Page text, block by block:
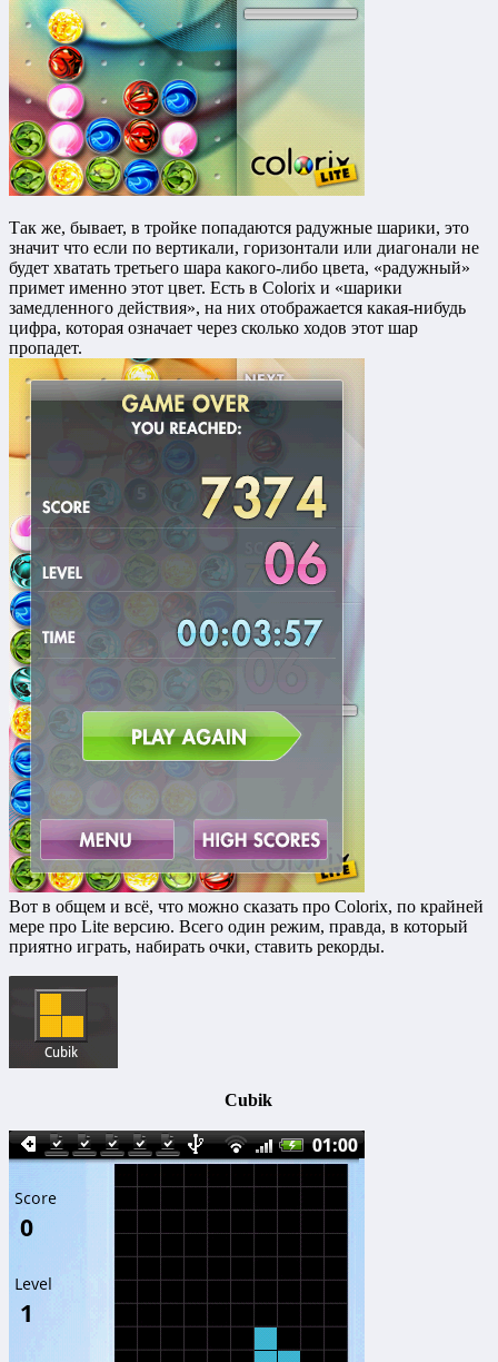
Так же, бывает, в тройке попадаются радужные шарики, это
значит что если по вертикали, горизонтали или диагонали не
будет хватать третьего шара какого-либо цвета, «радужный»
примет именно этот цвет. Есть в Colorix и «шарики
замедленного действия», на них отображается какая-нибудь
цифра, которая означает через сколько ходов этот шар
пропадет.
Вот в общем и всё, что можно сказать про Colorix, по крайней
мере про Lite версию. Всего один режим, правда, в который
приятно играть, набирать очки, ставить рекорды.
Cubik